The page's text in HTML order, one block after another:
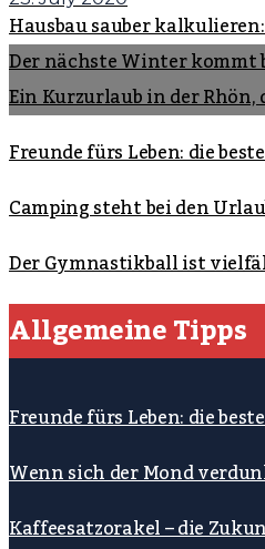
Hausbau sauber
Der nächste Winter
Ein Kurzurlaub in der
Freunde fürs Leben: die
Camping steht bei den
Der Gymnastikball ist
Allgemeine Tipps
Freunde fürs Leben: die
Wenn sich der Mond
Kaffeesatzorakel – die